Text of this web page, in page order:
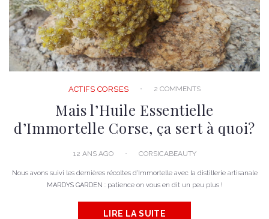
ACTIFS CORSES 2 COMMENTS
Mais l’Huile Essentielle
d’Immortelle Corse, ça sert à quoi?
12 ANS AGO CORSICABEAUTY
Nous avons suivi les dernières récoltes d’Immortelle avec la distillerie artisanale
MARDYS GARDEN : patience on vous en dit un peu plus !
LIRE LA SUITE